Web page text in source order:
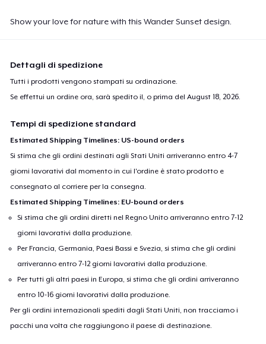
Show your love for nature with this Wander Sunset design.
Dettagli di spedizione
Tutti i prodotti vengono stampati su ordinazione.
Se effettui un ordine ora, sarà spedito il, o prima delAugust 18, 2026
Tempi di spedizione standard
Estimated Shipping Timelines: US-bound orders
Si stima che gli ordini destinati agli Stati Uniti arriveranno entro 4-7
giorni lavorativi dal momento in cui l'ordine è stato prodotto e
consegnato al corriere per la consegna.
Estimated Shipping Timelines: EU-bound orders
Si stima che gli ordini diretti nel Regno Unito arriveranno entro 7-12
giorni lavorativi dalla produzione.
Per Francia, Germania, Paesi Bassi e Svezia, si stima che gli ordini
arriveranno entro 7-12 giorni lavorativi dalla produzione.
Per tutti gli altri paesi in Europa, si stima che gli ordini arriveranno
entro 10-16 giorni lavorativi dalla produzione.
Per gli ordini internazionali spediti dagli Stati Uniti, non tracciamo i
pacchi una volta che raggiungono il paese di destinazione.